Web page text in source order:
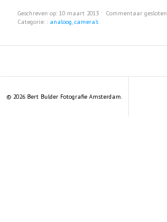
Geschreven op: 10 maart 2013 ˑCommentaar gesloten
Categorie: : analoog,camera's
© 2026 Bert Bulder Fotografie Amsterdam.